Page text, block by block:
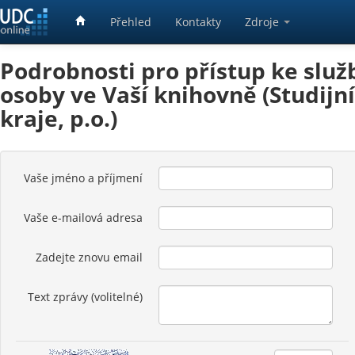
Přehled Kontakty Zdroje
Podrobnosti pro přístup ke
osoby ve Vaší knihovně
kraje, p.o.)
Vaše jméno a příjmení
Vaše e-mailová adresa
Zadejte znovu email
Text zprávy (volitelné)